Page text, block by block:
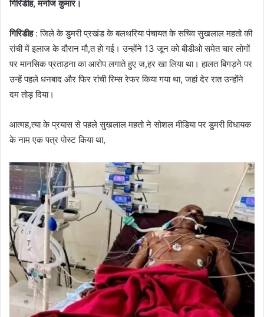
गिरिडीह, मनोज कुमार।
गिरिडीह: जिले के डुमरी प्रखंड के बलथरिया पंचायत के सचिव सुखलाल महतो की
रांची में इलाज के दौरान मौ,त हो गई। उन्होंने 13 जून को बीडीओ समेत चार लोगों
पर मानसिक प्रताड़ना का आरोप लगाते हुए ज,हर खा लिया था। हालत बिगड़ने पर
उन्हें पहले धनबाद और फिर रांची रिम्स रेफर किया गया था, जहां देर रात उन्होंने
दम तोड़ दिया।
आत्मह,त्या के प्रयास से पहले सुखलाल महतो ने सोशल मीडिया पर डुमरी विधायक
के नाम एक पत्र पोस्ट किया था,